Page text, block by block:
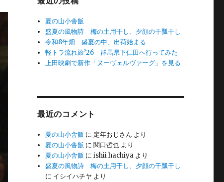
夏の山小舎飯
盛夏の風物詩 梅の土用干し、夕顔の干瓢干し
令和8年畑 盛夏の中、出荷始まる
軽トラ流れ旅’26 群馬県下仁田へ行ってみた
上田映劇で新作「ヌーヴェルヴァーグ」を見る
最近のコメント
夏の山小舎飯 に 定年おじさん より
夏の山小舎飯 に関口哲也 より
夏の山小舎飯 にishii hachiya より
盛夏の風物詩 梅の土用干し、夕顔の干瓢干し
に イシイハチヤ より